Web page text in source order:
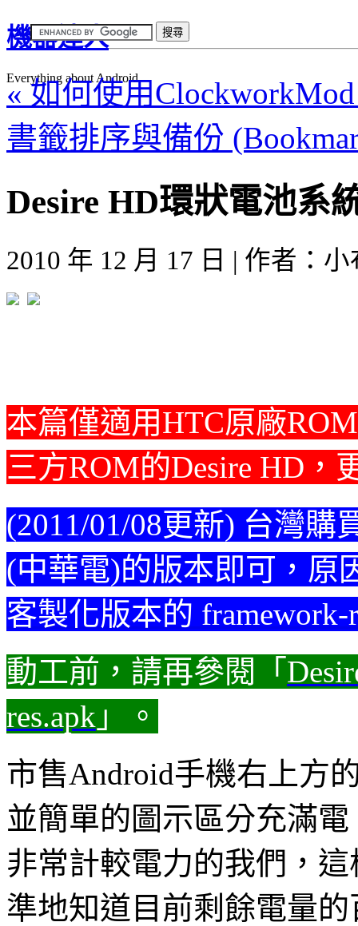
機器達人
Everything about Android
« 如何使用
書籤排序與備份
Desire HD環狀電池系
2010 年 12 月 17 日 | 作者：
本篇僅適用HTC原廠
三方ROM的Desire HD，
(2011/01/08更新) 台灣購
(中華電)的版本即可，原
客製化版本的
動工前，請再參閱「
res.apk 」。
市售Android手機右上方
並簡單的圖示區分充滿
非常計較電力的我們，
準地知道目前剩餘電量